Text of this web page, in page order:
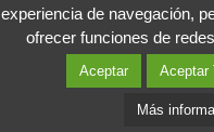
propuestas y si estas
es positivo mejorar
para la fidelización.
experiencia de navegación,
ofrecer funciones de
Aceptar Aceptar
Más